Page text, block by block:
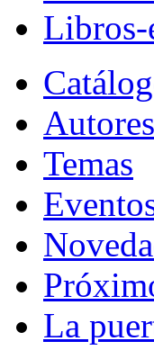
Libros-
Autores
Temas
La